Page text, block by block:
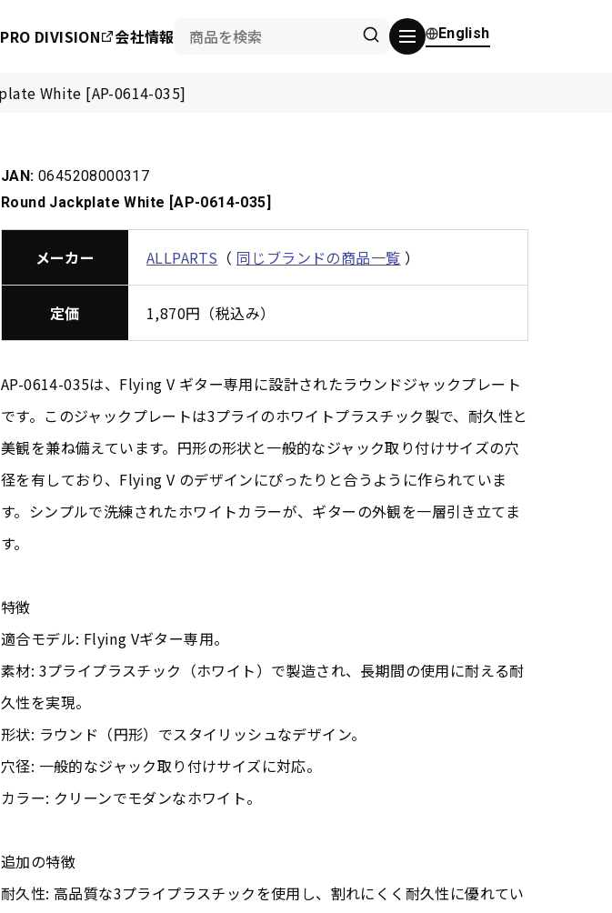
DIVISION 会社情報 English
White [AP-0614-035]
JAN: 0645208000317
Round Jackplate White [AP-0614-035]
メーカー ALLPARTS （ 同じブランドの商品一覧 ）
定価 1,870円（税込み）
AP-0614-035は、Flying V ギター専用に設計されたラウンドジャックプレート
です。このジャックプレートは3プライのホワイトプラスチック製で、耐久性と
美観を兼ね備えています。円形の形状と一般的なジャック取り付けサイズの穴
径を有しており、Flying V のデザインにぴったりと合うように作られていま
す。シンプルで洗練されたホワイトカラーが、ギターの外観を一層引き立てま
す。
特徴
適合モデル: Flying Vギター専用。
素材: 3プライプラスチック（ホワイト）で製造され、長期間の使用に耐える耐
久性を実現。
形状: ラウンド（円形）でスタイリッシュなデザイン。
穴径: 一般的なジャック取り付けサイズに対応。
カラー: クリーンでモダンなホワイト。
追加の特徴
耐久性: 高品質な3プライプラスチックを使用し、割れにくく耐久性に優れてい